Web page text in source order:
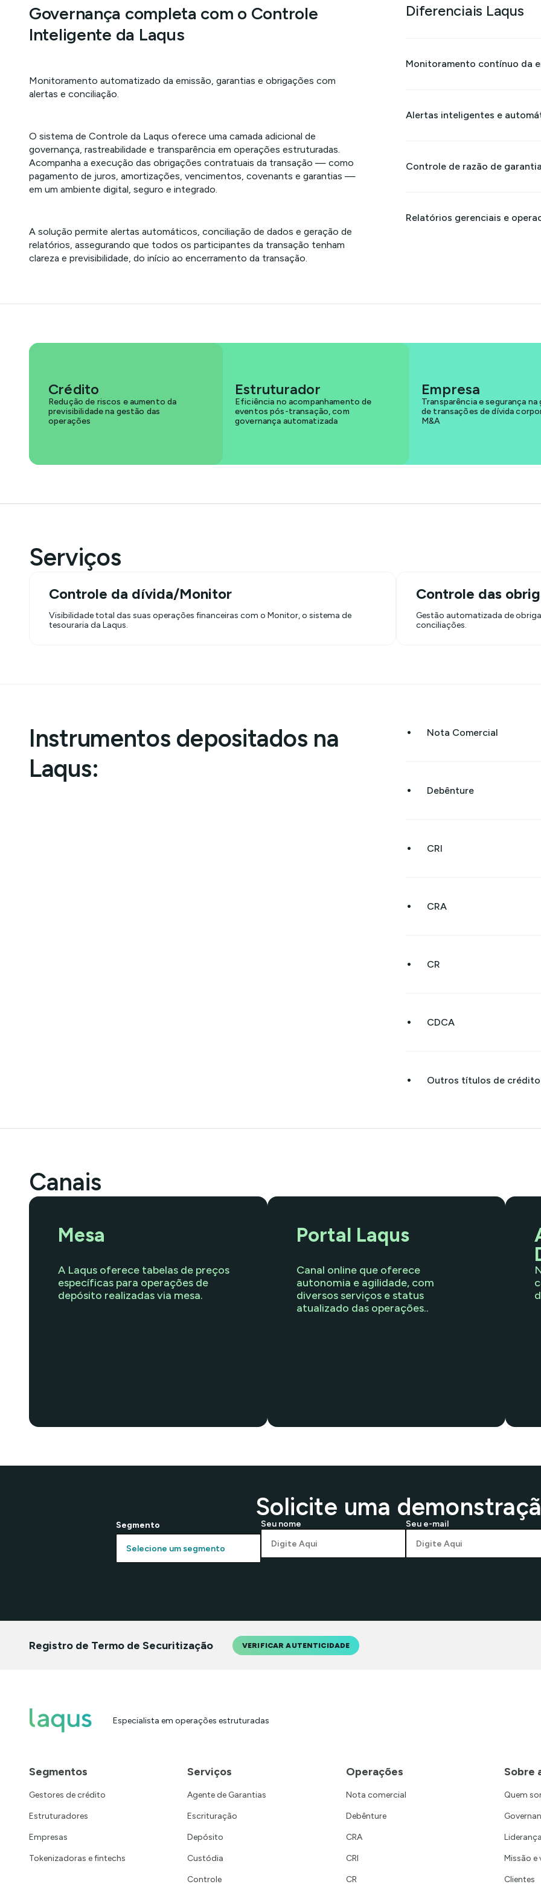
Governança completa com o Controle
Inteligente da Laqus
Monitoramento automatizado da emissão, garantias e obrigações com
alertas e conciliação.
O sistema de Controle da Laqus oferece uma camada adicional de
governança, rastreabilidade e transparência em operações estruturadas.
Acompanha a execução das obrigações contratuais da transação — como
pagamento de juros, amortizações, vencimentos, covenants e garantias —
em um ambiente digital, seguro e integrado.
A solução permite alertas automáticos, conciliação de dados e geração de
relatórios, assegurando que todos os participantes da transação tenham
clareza e previsibilidade, do início ao encerramento da transação.
Diferenciais Laqus
Monitoramento contínuo da
Alertas inteligentes e
Controle de razão de
Relatórios gerenciais e
Crédito
Redução de riscos e aumento da
previsibilidade na gestão das
operações
Estruturador
Eficiência no acompanhamento de
eventos pós-transação, com
governança automatizada
Empresa
Transparência e segurança na
de transações de dívida
M&A
Serviços
Controle da dívida/Monitor
Visibilidade total das suas operações financeiras com o Monitor, o sistema de
tesouraria da Laqus.
Controle das
Gestão automatizada de
conciliações.
Instrumentos depositados na
Laqus:
• Nota Comercial
• Debênture
• CRI
• CRA
• CR
• CDCA
• Outros títulos de
Canais
Mesa
A Laqus oferece tabelas de preços
específicas para operações de
depósito realizadas via mesa.
Portal Laqus
Canal online que oferece
autonomia e agilidade, com
diversos serviços e status
atualizado das operações..
Solicite uma
Segmento Seu nome Seu e-mail
Registro de Termo de Securitização VERIFICAR AUTENTICIDADE
Especialista em operações estruturadas
Segmentos
Gestores de crédito
Estruturadores
Empresas
Tokenizadoras e fintechs
Serviços
Agente de Garantias
Escrituração
Depósito
Custódia
Controle
Operações
Nota comercial
Debênture
CRA
CRI
CR
Sobre
Quem
Liderança
Missão e
Clientes